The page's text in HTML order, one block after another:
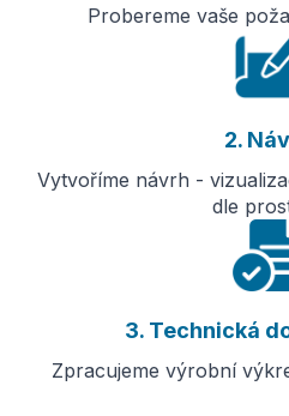
Probereme vaše
2.
Vytvoříme návrh -
dle
3. Technická
Zpracujeme výrobní